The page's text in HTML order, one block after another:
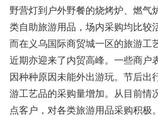
野营灯到户外野餐的烧烤炉、燃气
类自助旅游用品，场内采购均比较
而在义乌国际商贸城一区的旅游工
近期亦迎来了内贸高峰。一些商户
因种种原因未能外出游玩。节后出
游工艺品的采购量增加。从目前情
点客户，对各类旅游用品采购积极。